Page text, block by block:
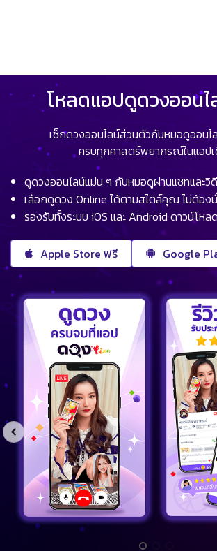
โหลดแอปดูดวงออนไ
เช็กดวงออนไลน์ส่วนตัวกับหมอดูออน
ครบทุกศาสตร์พยากรณ์ในแอป
ดูดวงออนไลน์แม่น ๆ กับหมอดูผ่านแชทและวิ
เลือกดูดวง Online ได้ตามสไตล์คุณ ไม่ต้อง
รองรับทั้งระบบ iOS และ Android ดาวน์โหล
Apple Store ฟรี Google